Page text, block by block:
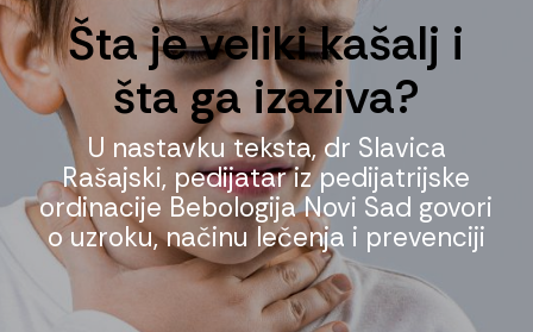
Šta je veliki kašalj i
šta ga izaziva?
U nastavku teksta, dr Slavica
Rašajski, pedijatar iz pedijatrijske
ordinacije Bebologija Novi Sad govori
o uzroku, načinu lečenja i prevenciji